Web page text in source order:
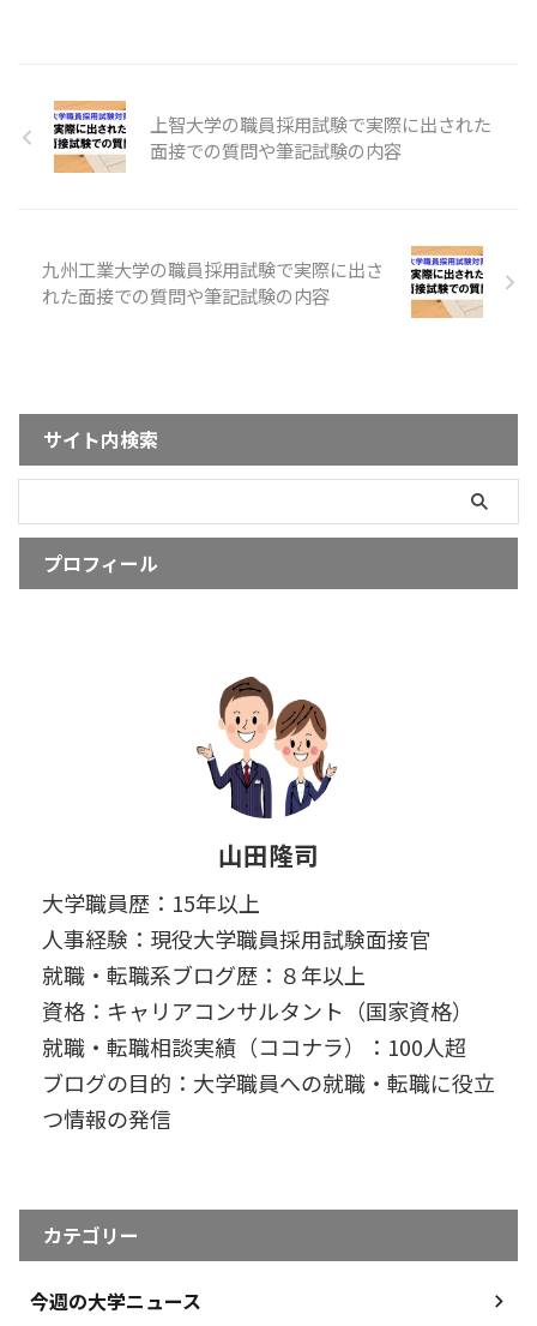
上智大学の職員採用試験で実際に出された
面接での質問や筆記試験の内容
九州工業大学の職員採用試験で実際に出さ
れた面接での質問や筆記試験の内容
サイト内検索
プロフィール
山田隆司
大学職員歴：15年以上
人事経験：現役大学職員採用試験面接官
就職・転職系ブログ歴：８年以上
資格：キャリアコンサルタント（国家資格）
就職・転職相談実績（ココナラ）：100人超
ブログの目的：大学職員への就職・転職に役立
つ情報の発信
カテゴリー
今週の大学ニュース